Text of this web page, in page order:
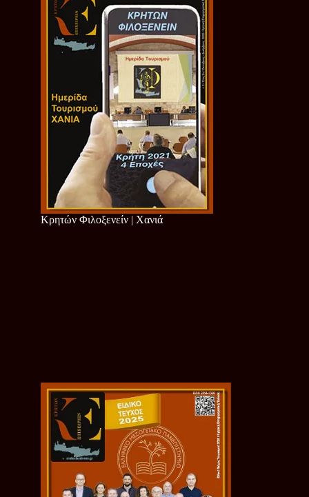
Κρητών Φιλοξενείν | Χανιά